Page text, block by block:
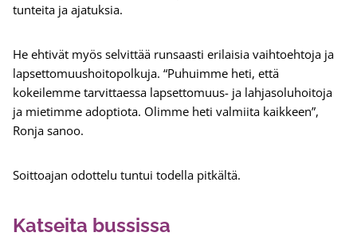
tunteita ja ajatuksia.
He ehtivät myös selvittää runsaasti erilaisia vaihtoehtoja ja
lapsettomuushoitopolkuja. “Puhuimme heti, että
kokeilemme tarvittaessa lapsettomuus- ja lahjasoluhoitoja
ja mietimme adoptiota. Olimme heti valmiita kaikkeen”,
Ronja sanoo.
Soittoajan odottelu tuntui todella pitkältä.
Katseita bussissa